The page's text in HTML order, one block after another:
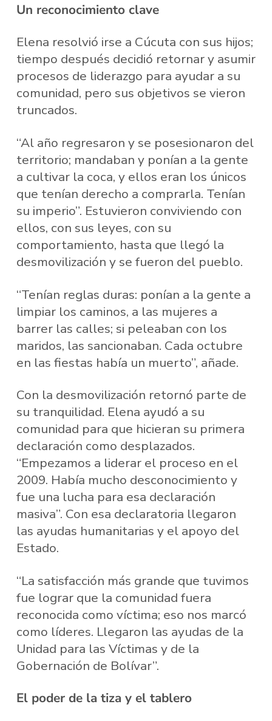
Un reconocimiento clave
Elena resolvió irse a Cúcuta con sus hijos;
tiempo después decidió retornar y asumir
procesos de liderazgo para ayudar a su
comunidad, pero sus objetivos se vieron
truncados.
“Al año regresaron y se posesionaron del
territorio; mandaban y ponían a la gente
a cultivar la coca, y ellos eran los únicos
que tenían derecho a comprarla. Tenían
su imperio”. Estuvieron conviviendo con
ellos, con sus leyes, con su
comportamiento, hasta que llegó la
desmovilización y se fueron del pueblo.
“Tenían reglas duras: ponían a la gente a
limpiar los caminos, a las mujeres a
barrer las calles; si peleaban con los
maridos, las sancionaban. Cada octubre
en las fiestas había un muerto”, añade.
Con la desmovilización retornó parte de
su tranquilidad. Elena ayudó a su
comunidad para que hicieran su primera
declaración como desplazados.
“Empezamos a liderar el proceso en el
2009. Había mucho desconocimiento y
fue una lucha para esa declaración
masiva”. Con esa declaratoria llegaron
las ayudas humanitarias y el apoyo del
Estado.
“La satisfacción más grande que tuvimos
fue lograr que la comunidad fuera
reconocida como víctima; eso nos marcó
como líderes. Llegaron las ayudas de la
Unidad para las Víctimas y de la
Gobernación de Bolívar”.
El poder de la tiza y el tablero